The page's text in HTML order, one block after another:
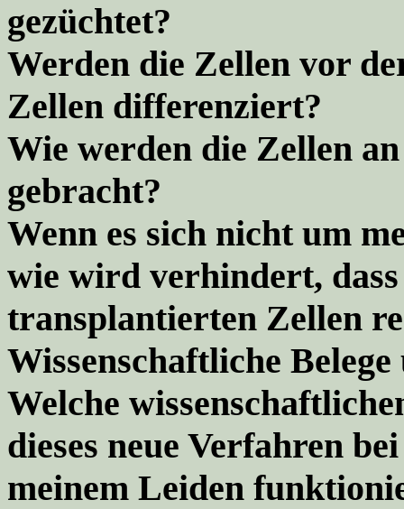
gezüchtet?
Werden die Zellen vor
Zellen differenziert?
Wie werden die Zellen
gebracht?
Wenn es sich nicht um
wie wird verhindert,
transplantierten Zellen
Wissenschaftliche
Welche
dieses neue Verfahren
meinem Leiden